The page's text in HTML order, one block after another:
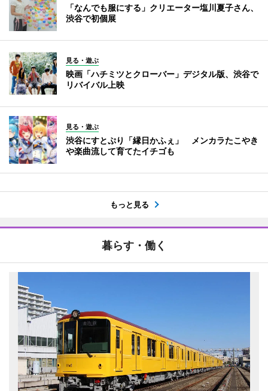
「なんでも服にする」クリエーター塩川夏子さん、
渋谷で初個展
見る・遊ぶ
映画「ハチミツとクローバー」デジタル版、渋谷で
リバイバル上映
見る・遊ぶ
渋谷にすとぷり「縁日かふぇ」 メンカラたこやき
や楽曲流して育てたイチゴも
もっと見る
暮らす・働く